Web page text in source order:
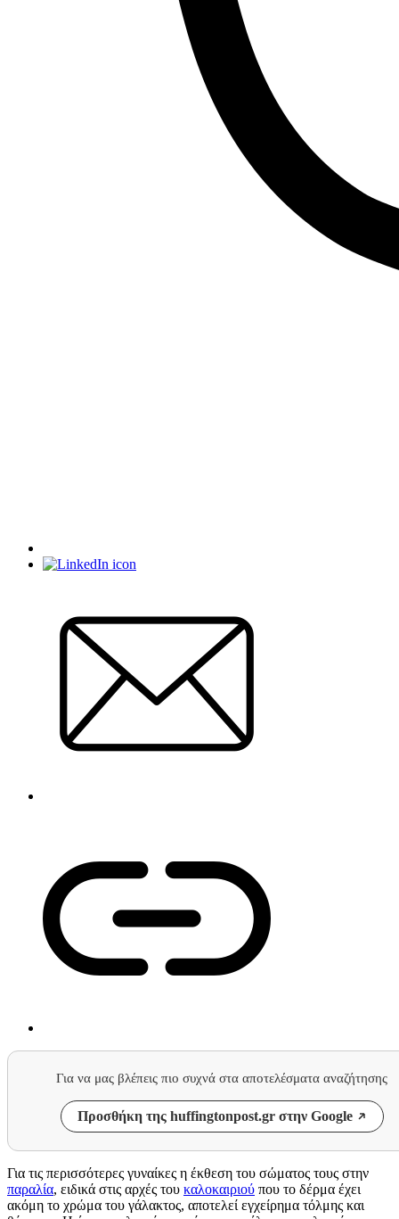
Για να μας βλέπεις πιο συχνά στα αποτελέσματα αναζήτησης
Προσθήκη της huffingtonpost.gr στην Google
Για τις περισσότερες γυναίκες η έκθεση του σώματος τους στην
παραλία, ειδικά στις αρχές του καλοκαιριού που το δέρμα έχει
ακόμη το χρώμα του γάλακτος, αποτελεί εγχείρημα τόλμης και